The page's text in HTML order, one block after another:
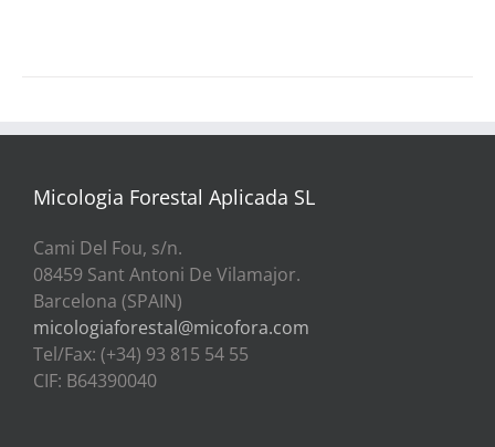
Micologia Forestal Aplicada SL
Cami Del Fou, s/n.
08459 Sant Antoni De Vilamajor.
Barcelona (SPAIN)
micologiaforestal@micofora.com
Tel/Fax: (+34) 93 815 54 55
CIF: B64390040